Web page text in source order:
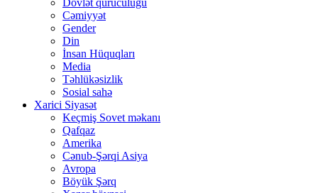
Dövlət quruculuğu
Cəmiyyət
Gender
Din
İnsan Hüquqları
Media
Təhlükəsizlik
Sosial sahə
Xarici Siyasət
Keçmiş Sovet məkanı
Qafqaz
Amerika
Cənub-Şərqi Asiya
Avropa
Böyük Şərq